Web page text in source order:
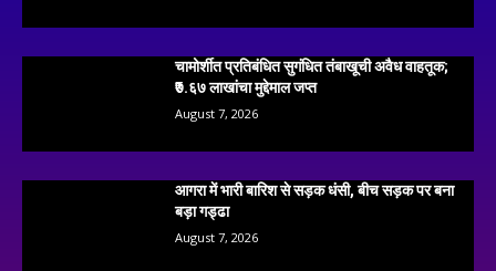
चामोर्शीत प्रतिबंधित सुगंधित तंबाखूची अवैध वाहतूक;
₹७.६७ लाखांचा मुद्देमाल जप्त
August 7, 2026
आगरा में भारी बारिश से सड़क धंसी, बीच सड़क पर बना
बड़ा गड्ढा
August 7, 2026